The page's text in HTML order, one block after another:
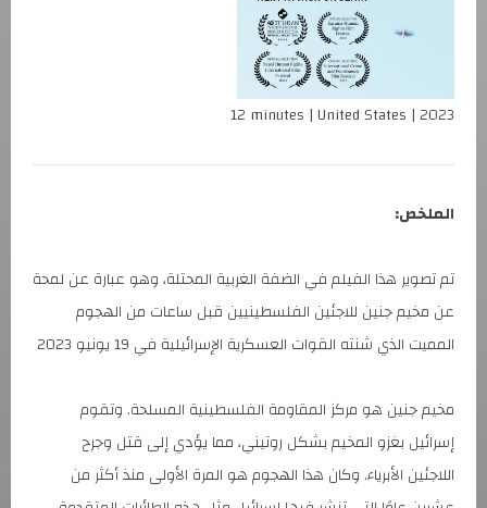
12 minutes | United States | 2023
الملخص:
تم تصوير هذا الفيلم في الضفة الغربية المحتلة، وهو عبارة عن لمحة
عن مخيم جنين للاجئين الفلسطينيين قبل ساعات من الهجوم
المميت الذي شنته القوات العسكرية الإسرائيلية في 19 يونيو 2023
مخيم جنين هو مركز المقاومة الفلسطينية المسلحة. وتقوم
إسرائيل بغزو المخيم بشكل روتيني، مما يؤدي إلى قتل وجرح
اللاجئين الأبرياء. وكان هذا الهجوم هو المرة الأولى منذ أكثر من